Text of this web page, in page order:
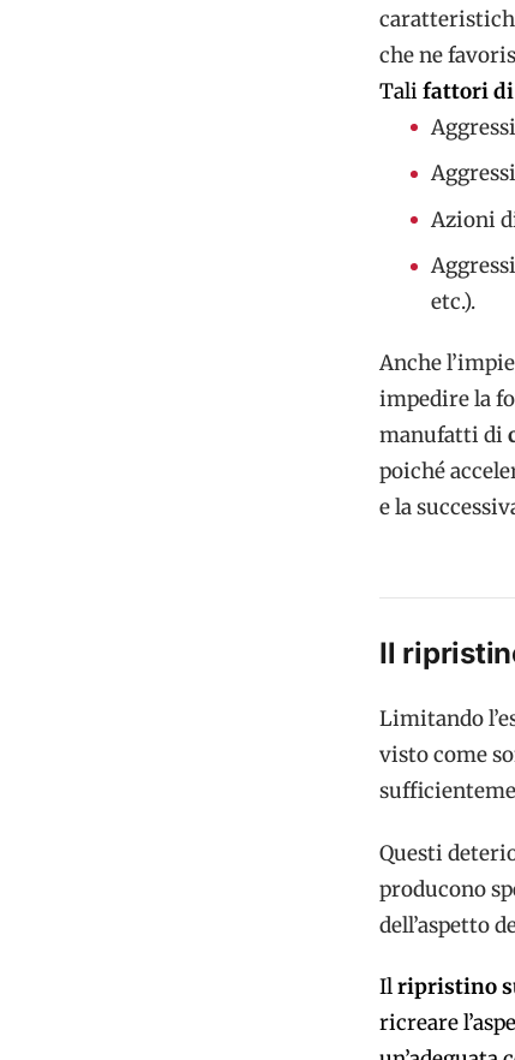
che ne
Tali fattori di
Azioni
etc.).
Anche
impedire la
manufatti di
poiché
e la
Il
Limitando
visto come
Questi
producono
dell’aspetto
Ilripristino
ricreare